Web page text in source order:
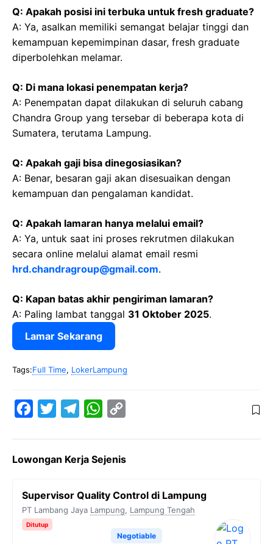
Q: Apakah posisi ini terbuka untuk fresh graduate?
A: Ya, asalkan memiliki semangat belajar tinggi dan
kemampuan kepemimpinan dasar, fresh graduate
diperbolehkan melamar.
Q: Di mana lokasi penempatan kerja?
A: Penempatan dapat dilakukan di seluruh cabang
Chandra Group yang tersebar di beberapa kota di
Sumatera, terutama Lampung.
Q: Apakah gaji bisa dinegosiasikan?
A: Benar, besaran gaji akan disesuaikan dengan
kemampuan dan pengalaman kandidat.
Q: Apakah lamaran hanya melalui email?
A: Ya, untuk saat ini proses rekrutmen dilakukan
secara online melalui alamat email resmi
hrd.chandragroup@gmail.com.
Q: Kapan batas akhir pengiriman lamaran?
A: Paling lambat tanggal 31 Oktober 2025.
Lamar Sekarang
Tags:Full Time, LokerLampung
e
o
o
t
e
e
r
a
W
t
A
p
y
i
n
k
Lowongan Kerja Sejenis
Supervisor Quality Control di Lampung
PT Lambang Jaya Lampung, Lampung Tengah
Ditutup
Negotiable